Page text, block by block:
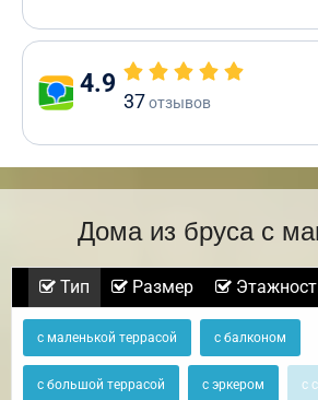
4.9
37отзывов
Дома из бруса с
Тип Размер
с маленькой террасой с балконом
с большой террасой с эркером с